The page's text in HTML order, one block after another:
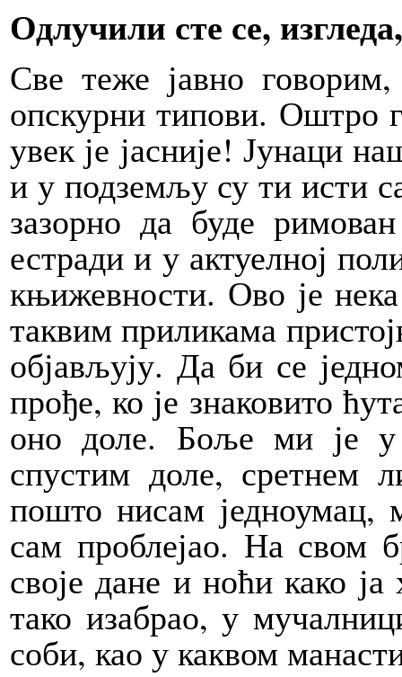
Одлучили сте се,
Све теже јавно
опскурни типови. Оштро
увек је јасније! Јунаци
и у подземљу су ти исти
зазорно да буде
естради и у актуелној
књижевности. Ово је
таквим приликама
објављују. Да би се
прође, ко је знаковито
оно доле. Боље ми је
спустим доле, сретнем
пошто нисам једноумац,
сам проблејао. На свом
своје дане и ноћи како
тако изабрао, у
соби, као у каквом